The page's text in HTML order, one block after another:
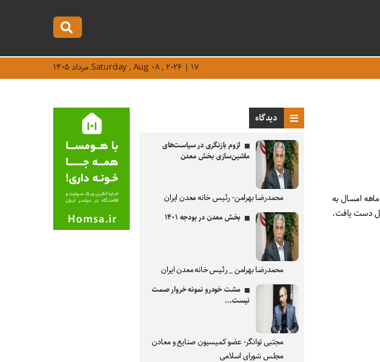
Saturday , Aug ۰۸ , ۲۰۲۶ | ۱۷ مرداد ۱۴۰۵
اخبار فولاد: شرکت توسعه معدن یو صنعتی صبانور در ۱۱ ماهه امسال به
دیدگاه
لزوم بازنگری در سیاست‌های
ماشین‌سازی بخش معدن
محمدرضا بهرامن- رئیس خانه معدن ایران
بخش معدن در بودجه ۱۴۰۱
محمدرضا بهرامن _ رئیس خانه معدن ایران
مشت خودرو نمونه خروار صمت
نیست...
مجتبی توانگر- عضو کمیسیون صنایع و معادن
مجلس شورای اسلامی